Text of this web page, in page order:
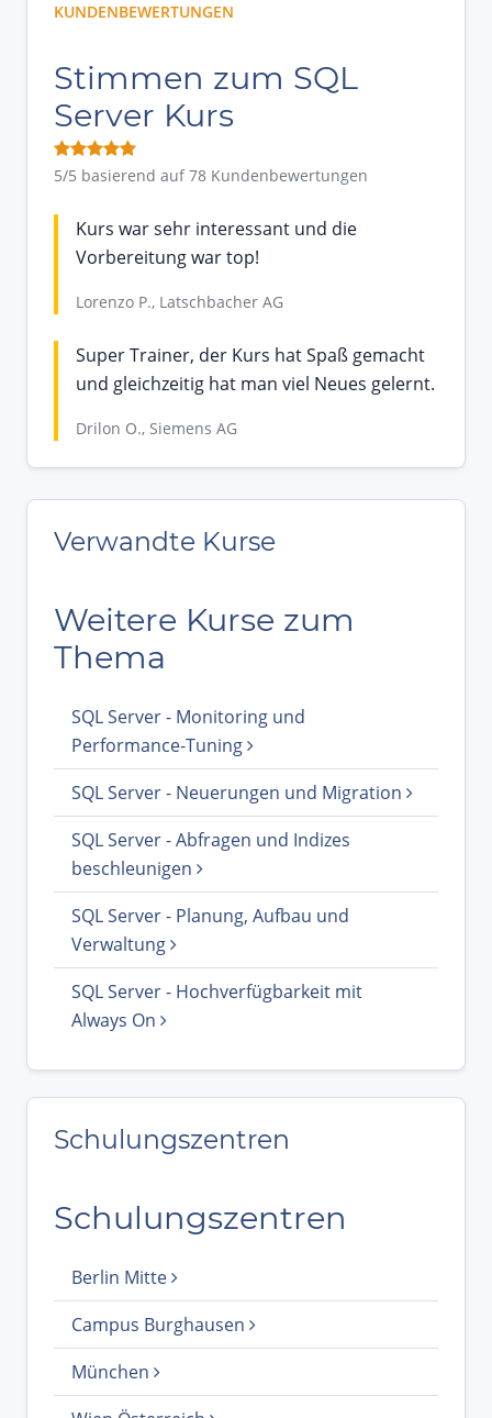
KUNDENBEWERTUNGEN
Stimmen zum SQL
Server Kurs
5/5 basierend auf 78 Kundenbewertungen
Kurs war sehr interessant und die
Vorbereitung war top!
Lorenzo P., Latschbacher AG
Super Trainer, der Kurs hat Spaß gemacht
und gleichzeitig hat man viel Neues gelernt.
Drilon O., Siemens AG
Verwandte Kurse
Weitere Kurse zum
Thema
SQL Server - Monitoring und
Performance-Tuning
SQL Server - Neuerungen und Migration
SQL Server - Abfragen und Indizes
beschleunigen
SQL Server - Planung, Aufbau und
Verwaltung
SQL Server - Hochverfügbarkeit mit
Always On
Schulungszentren
Schulungszentren
Berlin Mitte
Campus Burghausen
München